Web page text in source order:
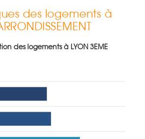
des logements à
des logements à LYON 3EME